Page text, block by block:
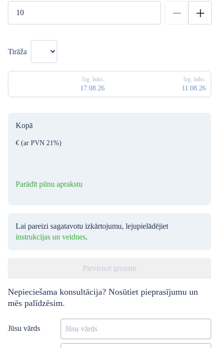
Tirāža
Izg. laiks.
17.08.26
Izg. laiks.
11.08.26
Kopā
€ (ar PVN 21%)
Parādīt pilnu aprakstu
Lai pareizi sagatavotu izkārtojumu, lejupielādējiet
instrukcijas un veidnes.
Pievienot grozam
Nepieciešama konsultācija? Nosūtiet pieprasījumu un
mēs palīdzēsim.
Jūsu vārds